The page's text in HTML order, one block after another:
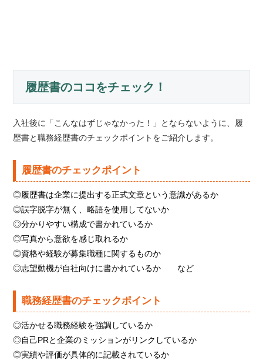
履歴書のココをチェック！
入社後に「こんなはずじゃなかった！」とならないように、履
歴書と職務経歴書のチェックポイントをご紹介します。
履歴書のチェックポイント
◎履歴書は企業に提出する正式文章という意識があるか
◎誤字脱字が無く、略語を使用してないか
◎分かりやすい構成で書かれているか
◎写真から意欲を感じ取れるか
◎資格や経験が募集職種に関するものか
◎志望動機が自社向けに書かれているか など
職務経歴書のチェックポイント
◎活かせる職務経験を強調しているか
◎自己PRと企業のミッションがリンクしているか
◎実績や評価が具体的に記載されているか